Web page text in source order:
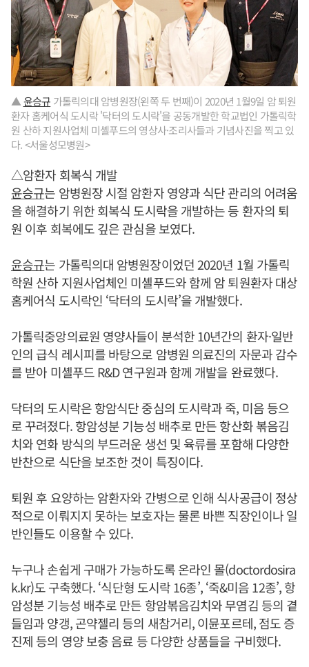
▲윤승규 가톨릭의대 암병원장(왼쪽 두 번째)이 2020년 1월9일 암 퇴원
환자 홈케어식 도시락 '닥터의 도시락'을 공동개발한 학교법인 가톨릭학
원 산하 지원사업체 미셸푸드의 영상사·조리사들과 기념사진을 찍고 있
다. <서울성모병원>
△암환자 회복식 개발
윤승규는 암병원장 시절 암환자 영양과 식단 관리의 어려움
을 해결하기 위한 회복식 도시락을 개발하는 등 환자의 퇴
원 이후 회복에도 깊은 관심을 보였다.
윤승규는 가톨릭의대 암병원장이었던 2020년 1월 가톨릭
학원 산하 지원사업체인 미셸푸드와 함께 암 퇴원환자 대상
홈케어식 도시락인 ‘닥터의 도시락’을 개발했다.
가톨릭중앙의료원 영양사들이 분석한 10년간의 환자·일반
인의 급식 레시피를 바탕으로 암병원 의료진의 자문과 감수
를 받아 미셸푸드 R&D 연구원과 함께 개발을 완료했다.
닥터의 도시락은 항암식단 중심의 도시락과 죽, 미음 등으
로 꾸려졌다. 항암성분 기능성 배추로 만든 항산화 볶음김
치와 연화 방식의 부드러운 생선 및 육류를 포함해 다양한
반찬으로 식단을 보조한 것이 특징이다.
퇴원 후 요양하는 암환자와 간병으로 인해 식사공급이 정상
적으로 이뤄지지 못하는 보호자는 물론 바쁜 직장인이나 일
반인들도 이용할 수 있다.
누구나 손쉽게 구매가 가능하도록 온라인 몰(doctordosira
k.kr)도 구축했다. ‘식단형 도시락 16종’, ‘죽&미음 12종’, 항
암성분 기능성 배추로 만든 항암볶음김치와 무염김 등의 곁
들임과 양갱, 곤약젤리 등의 새참거리, 이뮨포르테, 점도 증
진제 등의 영양 보충 음료 등 다양한 상품들을 구비했다.